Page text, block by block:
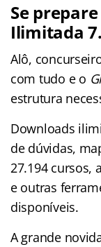
Se
Ilimitada
Alô,
com tudo e o
estrutura
Downloads
de dúvidas,
27.194 cursos,
e outras
disponíveis.
A grande